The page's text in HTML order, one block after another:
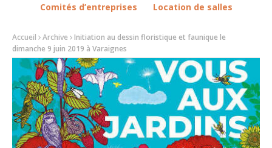
Comités d’entreprises
Location de salles
Accueil Archive
Initiation au dessin floristique et faunique le
dimanche 9 juin 2019 à Varaignes